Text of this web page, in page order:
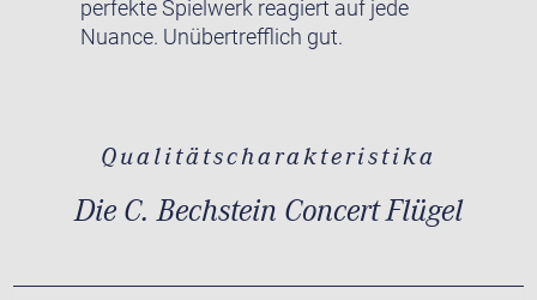
perfekte Spielwerk reagiert auf jede
Nuance. Unübertrefflich gut.
Qualitätscharakteristika
Die C. Bechstein Concert Flügel